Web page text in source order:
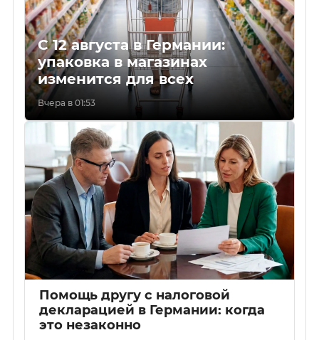
С 12 августа в Германии:
упаковка в магазинах
изменится для всех
Вчера в 01:53
Помощь другу с налоговой
декларацией в Германии: когда
это незаконно